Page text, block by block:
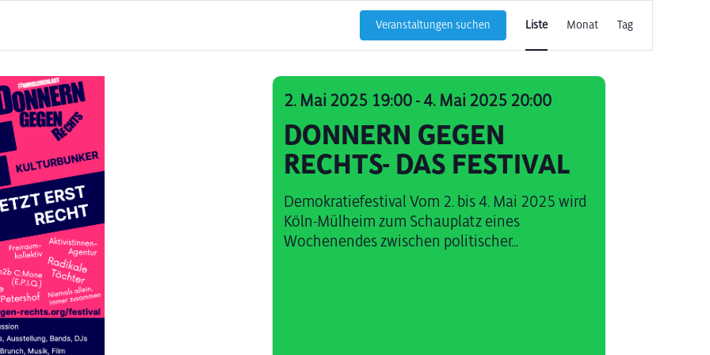
Veranstaltungen suchen
Ansichten-
Navigation
Liste Monat Tag
2. Mai 2025 19:00 - 4. Mai 2025 20:00
DONNERN GEGEN
RECHTS- DAS FESTIVAL
Demokratiefestival Vom 2. bis 4. Mai 2025 wird
Köln-Mülheim zum Schauplatz eines
Wochenendes zwischen politischer...